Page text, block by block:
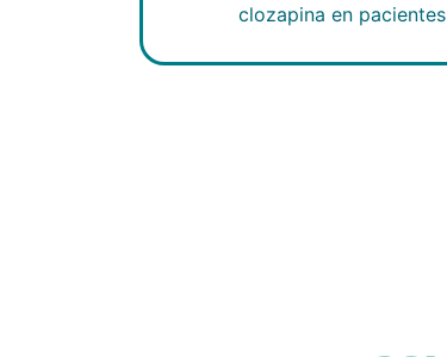
clozapina en